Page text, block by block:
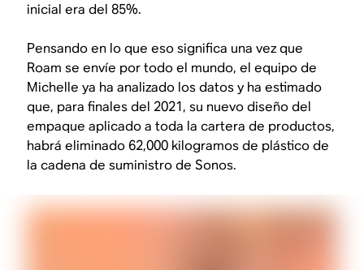
inicial era del 85%.
Pensando en lo que eso significa una vez que
Roam se envíe por todo el mundo, el equipo de
Michelle ya ha analizado los datos y ha estimado
que, para finales del 2021, su nuevo diseño del
empaque aplicado a toda la cartera de productos,
habrá eliminado 62,000 kilogramos de plástico de
la cadena de suministro de Sonos.